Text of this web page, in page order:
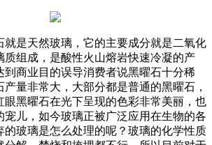
是天然玻璃，它的主要成分就是二氧化
质组成，是酸性火山熔岩快速冷凝的产
到商业目的误导消费者说黑曜石十分稀
量非常大，大部分都是普通的黑曜石，
眼黑曜石在光下呈现的色彩非常美丽，也
宠儿，如今玻璃正被广泛应用在生物的各
的玻璃是怎么处理的呢？玻璃的化学性质